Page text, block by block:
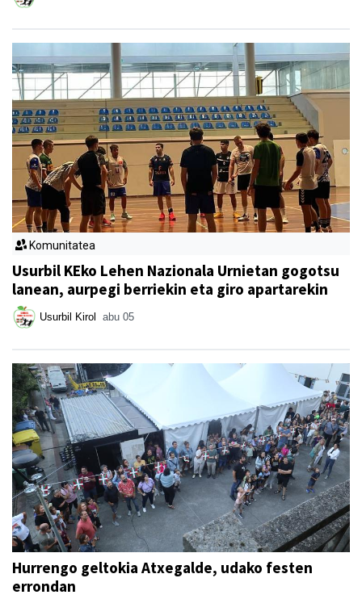
Komunitatea
Usurbil KEko Lehen Nazionala Urnietan gogotsu
lanean, aurpegi berriekin eta giro apartarekin
Usurbil Kirol abu 05
Hurrengo geltokia Atxegalde, udako festen
errondan